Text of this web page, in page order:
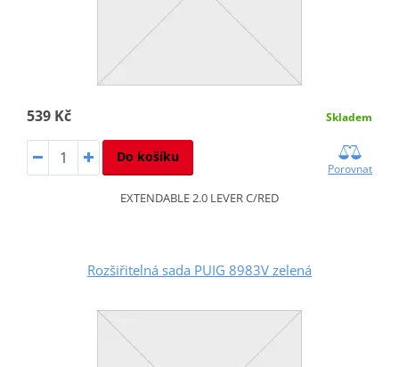
539 Kč Skladem
Do košíku
Porovnat
EXTENDABLE 2.0 LEVER C/RED
Rozšiřitelná sada PUIG 8983V zelená